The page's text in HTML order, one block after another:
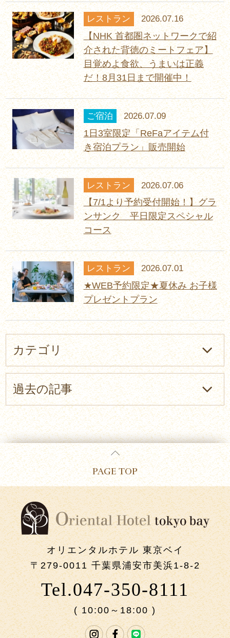
レストラン 2026.07.16
【NHK 首都圏ネットワークで紹
介された背徳のミートフェア】
目覚めよ食欲、うまいは正義
だ！8月31日まで開催中！
ご宿泊 2026.07.09
1日3室限定「ReFaアイテム付
き宿泊プラン」販売開始
レストラン 2026.07.06
【7/1より予約受付開始！】グラ
ンサンク 平日限定スペシャル
コース
レストラン 2026.07.01
★WEB予約限定★夏休み お子様
プレゼントプラン
カテゴリ
過去の記事
PAGE TOP
オリエンタルホテル 東京ベイ
〒279-0011 千葉県浦安市美浜1-8-2
Tel.047-350-8111
( 10:00～18:00 )